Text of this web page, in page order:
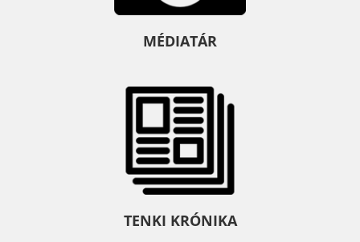
MÉDIATÁR
TENKI KRÓNIKA